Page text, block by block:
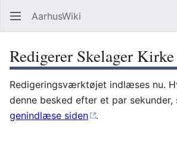
AarhusWiki
Redigerer Skelager Kirke
Redigeringsværktøjet indlæses nu.
denne besked efter et par sekunder,
genindlæse siden
.